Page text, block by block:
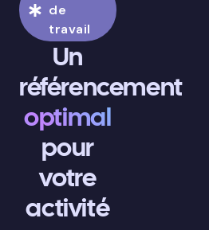
de
travail
Un
référencement
optimal
pour
votre
activité